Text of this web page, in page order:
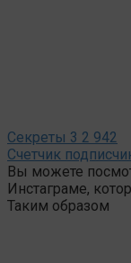
Секреты 3 2 942
Счетчик
Вы можете
Инстаграме,
Таким образом